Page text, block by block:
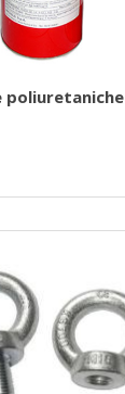
poliuretaniche